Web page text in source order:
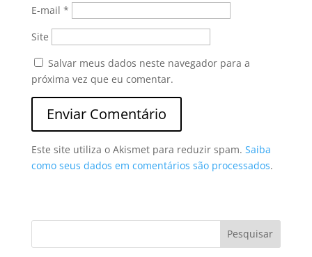
E-mail *
Site
Salvar meus dados neste navegador para a
próxima vez que eu comentar.
Este site utiliza o Akismet para reduzir spam. Saiba
como seus dados em comentários são processados.
Pesquisar